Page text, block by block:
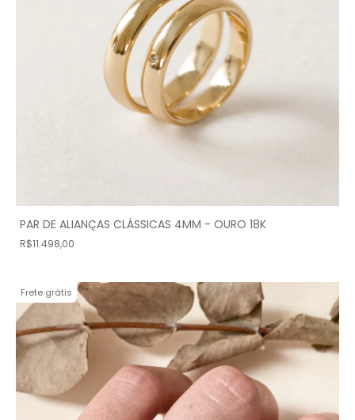
PAR DE ALIANÇAS CLÁSSICAS 4MM - OURO 18K
R$11.498,00
Frete grátis